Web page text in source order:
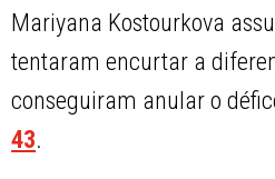
Mariyana Kostourkova
tentaram encurtar a
conseguiram anular o
43.